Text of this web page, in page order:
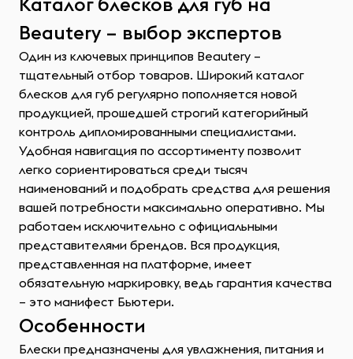
Beautery – выбор экспертов
Один из ключевых принципов Beautery –
тщательный отбор товаров. Широкий каталог
блесков для губ регулярно пополняется новой
продукцией, прошедшей строгий категорийный
контроль дипломированными специалистами.
Удобная навигация по ассортименту позволит
легко сориентироваться среди тысяч
наименований и подобрать средства для решения
вашей потребности максимально оперативно. Мы
работаем исключительно с официальными
представителями брендов. Вся продукция,
представленная на платформе, имеет
обязательную маркировку, ведь гарантия качества
– это манифест Бьютери.
Особенности
Блески предназначены для увлажнения, питания и